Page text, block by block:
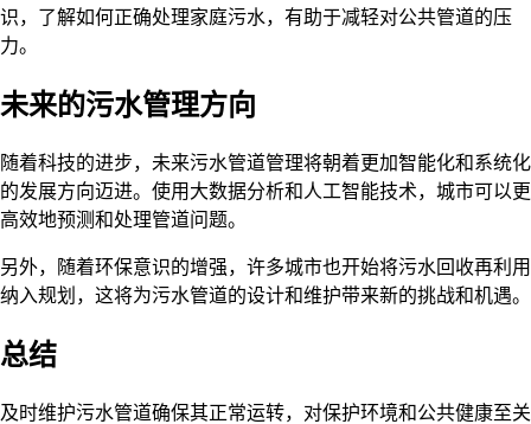
识，了解如何正确处理家庭污水，有助于减轻对公共管道的压
力。
未来的污水管理方向
随着科技的进步，未来污水管道管理将朝着更加智能化和系统化
的发展方向迈进。使用大数据分析和人工智能技术，城市可以更
高效地预测和处理管道问题。
另外，随着环保意识的增强，许多城市也开始将污水回收再利用
纳入规划，这将为污水管道的设计和维护带来新的挑战和机遇。
总结
及时维护污水管道确保其正常运转，对保护环境和公共健康至关